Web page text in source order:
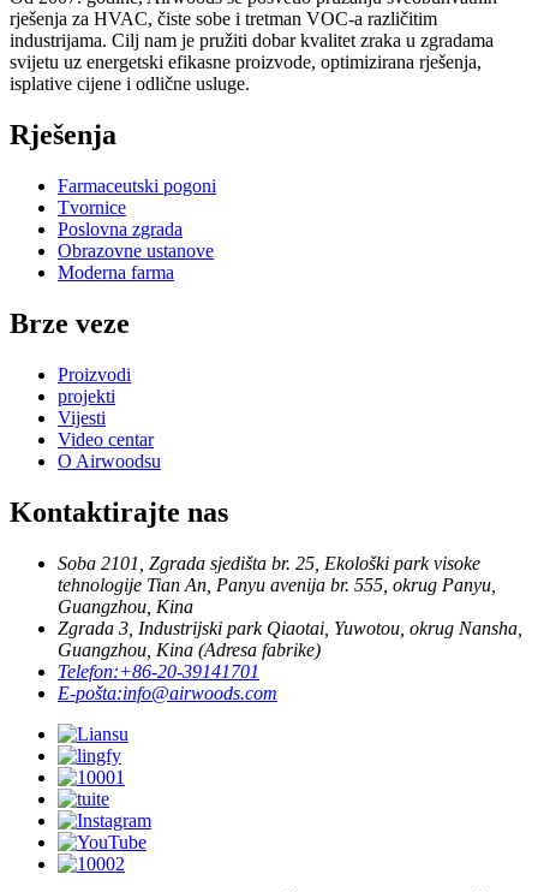
rješenja za HVAC, čiste sobe i tretman VOC-a različitim
industrijama. Cilj nam je pružiti dobar kvalitet zraka u zgradama
svijetu uz energetski efikasne proizvode, optimizirana rješenja,
isplative cijene i odlične usluge.
Rješenja
Farmaceutski pogoni
Tvornice
Poslovna zgrada
Obrazovne ustanove
Moderna farma
Brze veze
Proizvodi
projekti
Vijesti
Video centar
O Airwoodsu
Kontaktirajte nas
Soba 2101, Zgrada sjedišta br. 25, Ekološki park visoke
tehnologije Tian An, Panyu avenija br. 555, okrug Panyu,
Guangzhou, Kina
Zgrada 3, Industrijski park Qiaotai, Yuwotou, okrug Nansha,
Guangzhou, Kina (Adresa fabrike)
Telefon:+86-20-39141701
E-pošta:info@airwoods.com